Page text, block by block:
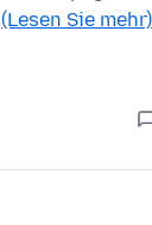
(Lesen Sie mehr)